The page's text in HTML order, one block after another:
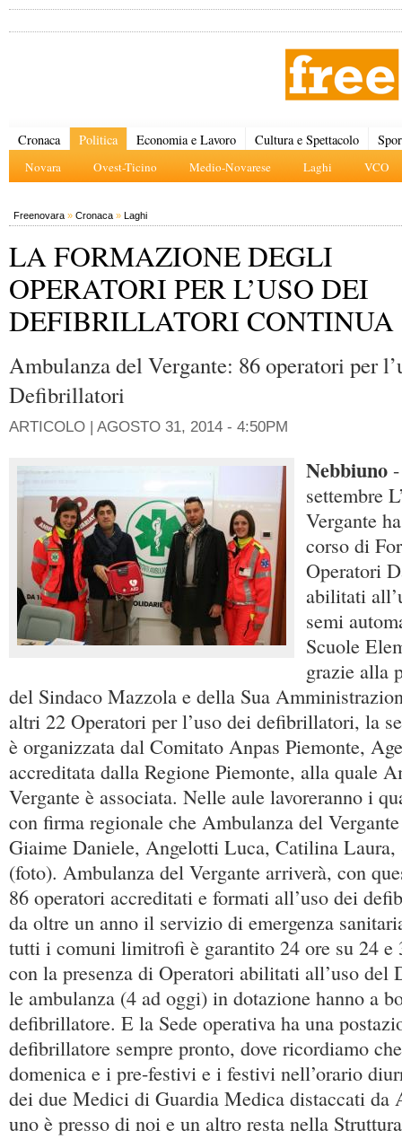
Cronaca Politica
Novara Ovest-Ticino Medio-Novarese Laghi VCO
Economia e Lavoro Cultura e Spettacolo
Freenovara » Cronaca » Laghi
LA FORMAZIONE DEGLI
OPERATORI PER L’USO DEI
DEFIBRILLATORI CONTINUA
Ambulanza del Vergante: 86 operatori per
Defibrillatori
ARTICOLO | AGOSTO 31, 2014 - 4:50PM
Nebbiuno
settembre
Vergante
corso di
Operatori
abilitati
semi
Scuole
grazie alla
del Sindaco Mazzola e della Sua
altri 22 Operatori per l’uso dei defibrillatori, la
è organizzata dal Comitato Anpas Piemonte,
accreditata dalla Regione Piemonte, alla quale
Vergante è associata. Nelle aule lavoreranno i
con firma regionale che Ambulanza del
Giaime Daniele, Angelotti Luca, Catilina Laura,
(foto). Ambulanza del Vergante arriverà, con
86 operatori accreditati e formati all’uso dei
da oltre un anno il servizio di emergenza
tutti i comuni limitrofi è garantito 24 ore su 24 e
con la presenza di Operatori abilitati all’uso del
le ambulanza (4 ad oggi) in dotazione hanno a
defibrillatore. E la Sede operativa ha una
defibrillatore sempre pronto, dove ricordiamo
domenica e i pre-festivi e i festivi nell’orario
dei due Medici di Guardia Medica distaccati da
uno è presso di noi e un altro resta nella